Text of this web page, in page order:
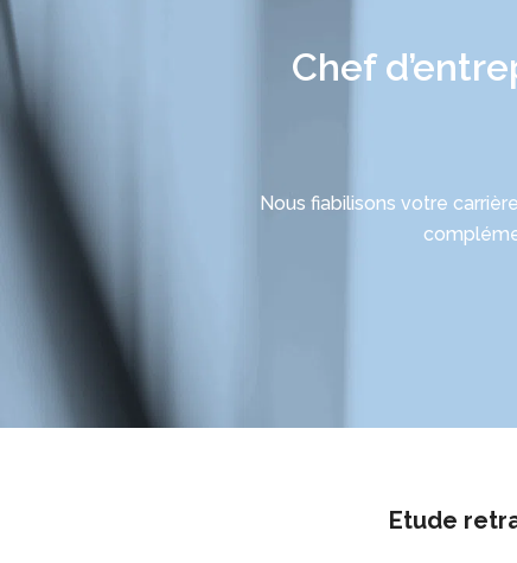
Chef
Nous fiabilisons votre
Etude